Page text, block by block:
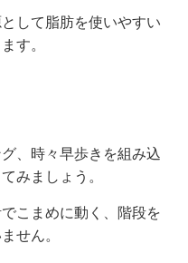
して脂肪を使いやすい
す。
、時々早歩きを組み込
みましょう。
こまめに動く、階段を
せん。